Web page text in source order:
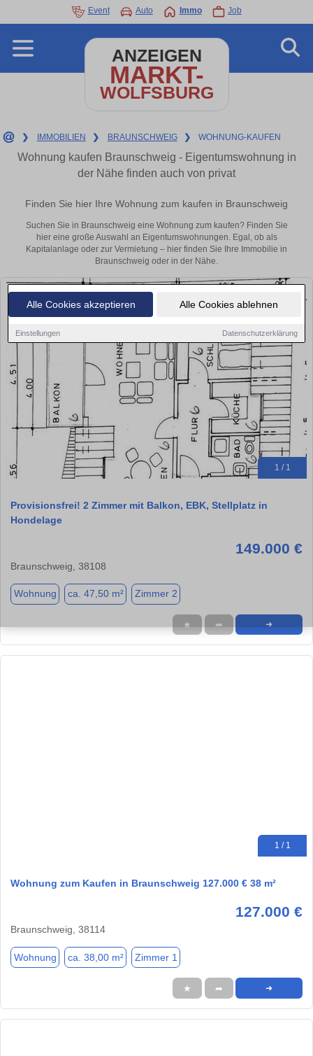
Alle Cookies akzeptieren Alle Cookies ablehnen
Einstellungen Datenschutzerklärung
Event Auto Immo Job
ANZEIGEN
MARKT-
WOLFSBURG
❯ IMMOBILIEN ❯ BRAUNSCHWEIG ❯ WOHNUNG-KAUFEN
Wohnung kaufen Braunschweig - Eigentumswohnung in
der Nähe finden auch von privat
Finden Sie hier Ihre Wohnung zum kaufen in Braunschweig
Suchen Sie in Braunschweig eine Wohnung zum kaufen? Finden Sie
hier eine große Auswahl an Eigentumswohnungen. Egal, ob als
Kapitalanlage oder zur Vermietung – hier finden Sie Ihre Immobilie in
Braunschweig oder in der Nähe.
1 / 1
Provisionsfrei! 2 Zimmer mit Balkon, EBK, Stellplatz in
Hondelage
149.000 €
Braunschweig, 38108
Wohnung ca. 47,50 m² Zimmer 2
★ ➦ ➜
1 / 1
Wohnung zum Kaufen in Braunschweig 127.000 € 38 m²
127.000 €
Braunschweig, 38114
Wohnung ca. 38,00 m² Zimmer 1
★ ➦ ➜